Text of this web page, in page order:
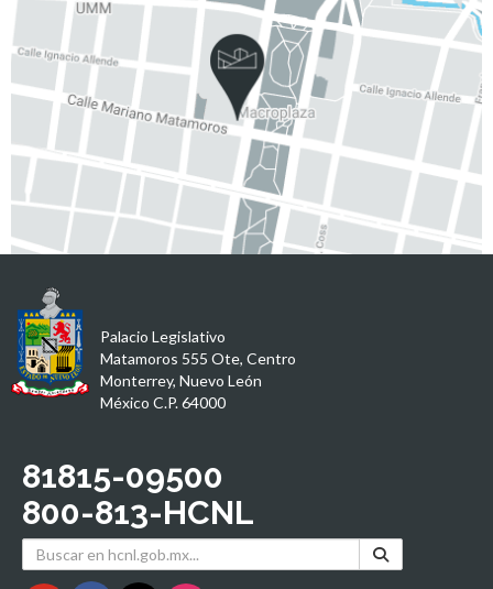
Palacio Legislativo
Matamoros 555 Ote, Centro
Monterrey, Nuevo León
México C.P. 64000
81815-09500
800-813-HCNL